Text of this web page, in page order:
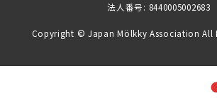
法人番号: 8440005002683
Copyright © Japan Mölkky Association All